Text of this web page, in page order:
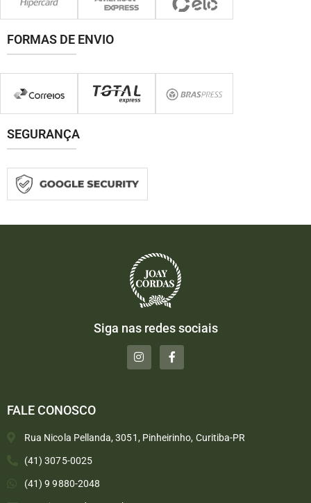
FORMAS DE ENVIO
SEGURANÇA
Siga nas redes sociais
FALE CONOSCO
Rua Nicola Pellanda, 3051, Pinheirinho, Curitiba-PR
(41) 3075-0025
(41) 9 9880-2048